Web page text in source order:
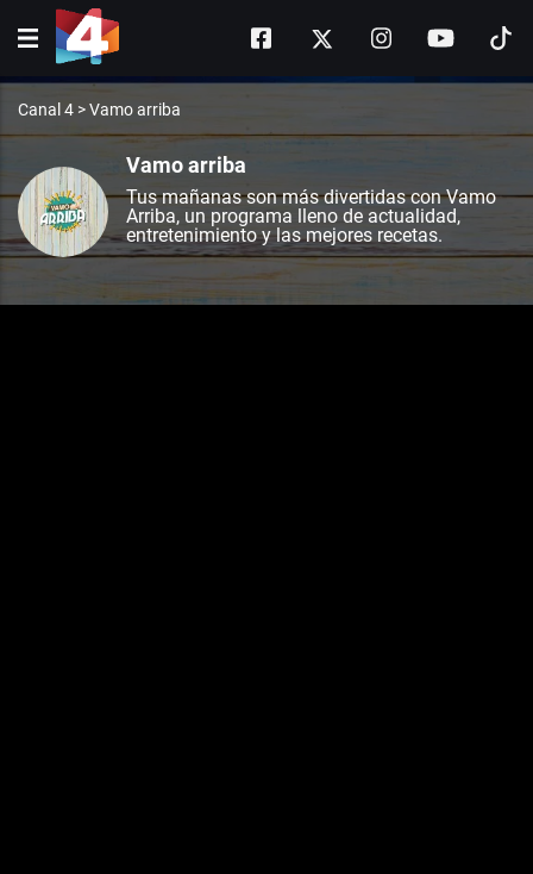
Canal 4 >Vamo arriba
Vamo arriba
Tus mañanas son más divertidas con Vamo
Arriba, un programa lleno de actualidad,
entretenimiento y las mejores recetas.